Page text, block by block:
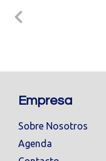
Empresa
Sobre Nosotros
Agenda